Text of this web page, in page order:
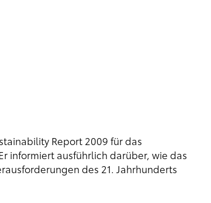
Report 2009 für das
informiert ausführlich darüber, wie das
des 21. Jahrhunderts